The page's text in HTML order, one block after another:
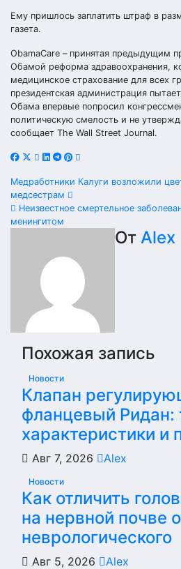
Ему пришлось заплатить штраф в
газета.
ObamaCare – принятая предыдущим
Обамой реформа здравоохранения,
медицинское страхование для всех
президентская администрация
Обама впервые попросил
политическую смелость и не
сообщает The Wall Street Journal.
Навигация
по
Медработники Калуги возложили
медсестрам
Неизвестное смертельное
менингитом
От Alex
Похожая запись
Новости
Клапан
фланцевый Ридан:
характеристики и
Авг 7, 2026 Alex
Новости
Как отличить
на нервной почве
неврологического
Авг 5, 2026 Alex